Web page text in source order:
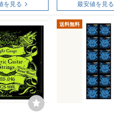
を見る 最安値を見る
送料無料